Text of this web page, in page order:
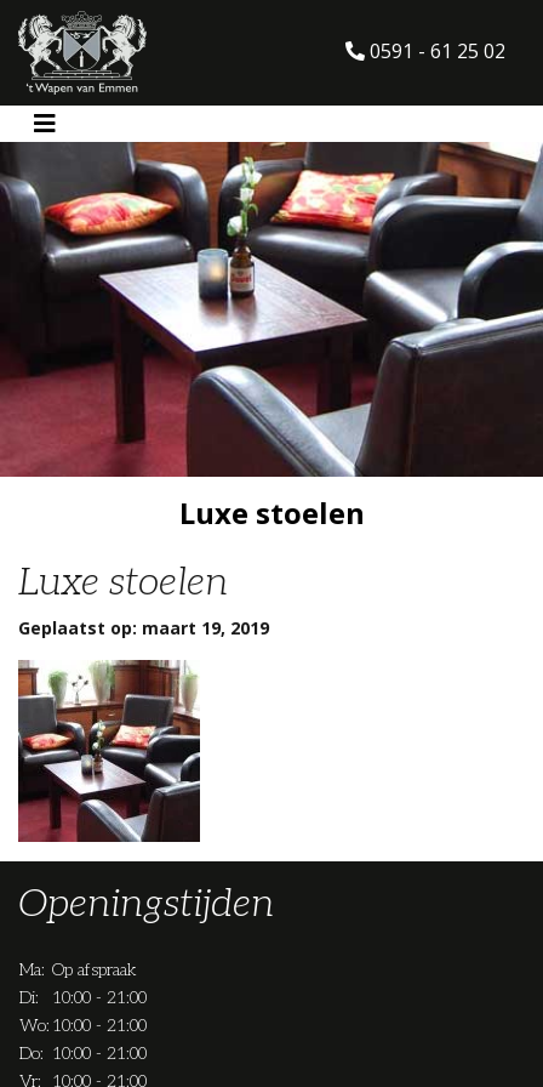
0591 - 61 25 02
Luxe stoelen
Luxe stoelen
Geplaatst op: maart 19, 2019
Openingstijden
Ma: Op afspraak
Di:
10:00 - 21:00
Wo: 10:00 - 21:00
Do: 10:00 - 21:00
Vr:
10:00 - 21:00